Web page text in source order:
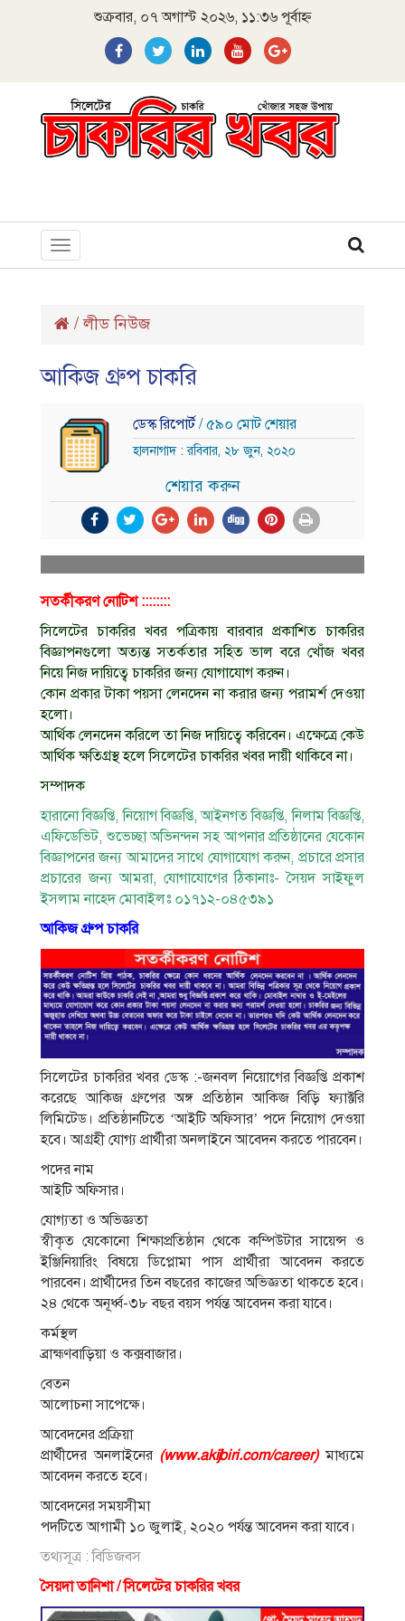
শুক্রবার, ০৭ অগাস্ট ২০২৬, ১১:৩৬ পূর্বাহ্ন
Toggle
navigation
/লীড নিউজ
আকিজ গ্রুপ চাকরি
ডেস্ক রিপোর্ট/ ৫৯০ মোট শেয়ার
হালনাগাদ : রবিবার, ২৮ জুন, ২০২০
শেয়ার করুন
সতর্কীকরণ নােটিশ ::::::::
সিলেটের চাকরির খবর পত্রিকায় বারবার প্রকাশিত চাকরির
বিজ্ঞাপনগুলাে অত্যন্ত সতর্কতার সহিত ভাল বরে খোঁজ খবর
নিয়ে নিজ দায়িত্বে চাকরির জন্য যােগাযােগ করুন।
কোন প্রকার টাকা পয়সা লেনদেন না করার জন্য পরামর্শ দেওয়া
হলাে।
আর্থিক লেনদেন করিলে তা নিজ দায়িত্বে করিবেন। এক্ষেত্রে কেউ
আর্থিক ক্ষতিগ্রস্থ হলে সিলেটের চাকরির খবর দায়ী থাকিবে না।
সম্পাদক
হারানো বিজ্ঞপ্তি, নিয়োগ বিজ্ঞপ্তি, আইনগত বিজ্ঞপ্তি, নিলাম বিজ্ঞপ্তি,
এফিডেভিট, শুভেচ্ছা অভিনন্দন সহ আপনার প্রতিষ্ঠানের যেকোন
বিজ্ঞাপনের জন্য আমাদের সাথে যোগাযোগ করুন, প্রচারে প্রসার
প্রচারের জন্য আমরা, যোগাযোগের ঠিকানাঃ- সৈয়দ সাইফুল
ইসলাম নাহেদ মোবাইলঃ ০১৭১২-০৪৫৩৯১
আকিজ গ্রুপ চাকরি
সিলেটের চাকরির খবর ডেস্ক :-জনবল নিয়োগের বিজ্ঞপ্তি প্রকাশ
করেছে আকিজ গ্রুপের অঙ্গ প্রতিষ্ঠান আকিজ বিড়ি ফ্যাক্টরি
লিমিটেড। প্রতিষ্ঠানটিতে ‘আইটি অফিসার’ পদে নিয়োগ দেওয়া
হবে। আগ্রহী যোগ্য প্রার্থীরা অনলাইনে আবেদন করতে পারবেন।
পদের নাম
আইটি অফিসার।
যোগ্যতা ও অভিজ্ঞতা
স্বীকৃত যেকোনো শিক্ষাপ্রতিষ্ঠান থেকে কম্পিউটার সায়েন্স ও
ইঞ্জিনিয়ারিং বিষয়ে ডিপ্লোমা পাস প্রার্থীরা আবেদন করতে
পারবেন। প্রার্থীদের তিন বছরের কাজের অভিজ্ঞতা থাকতে হবে।
২৪ থেকে অনূর্ধ্ব-৩৮ বছর বয়স পর্যন্ত আবেদন করা যাবে।
কর্মস্থল
ব্রাহ্মণবাড়িয়া ও কক্সবাজার।
বেতন
আলোচনা সাপেক্ষে।
আবেদনের প্রক্রিয়া
প্রার্থীদের অনলাইনের (www.akijbiri.com/career)মাধ্যমে
আবেদন করতে হবে।
আবেদনের সময়সীমা
পদটিতে আগামী ১০ জুলাই, ২০২০ পর্যন্ত আবেদন করা যাবে।
তথ্যসূত্র : বিডিজবস
সৈয়দা তানিশা / সিলেটের চাকরির খবর